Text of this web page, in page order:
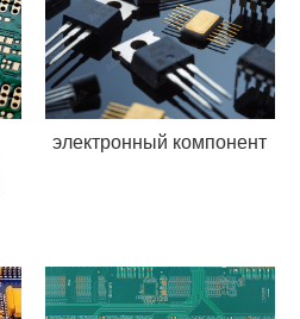
электронный компонент